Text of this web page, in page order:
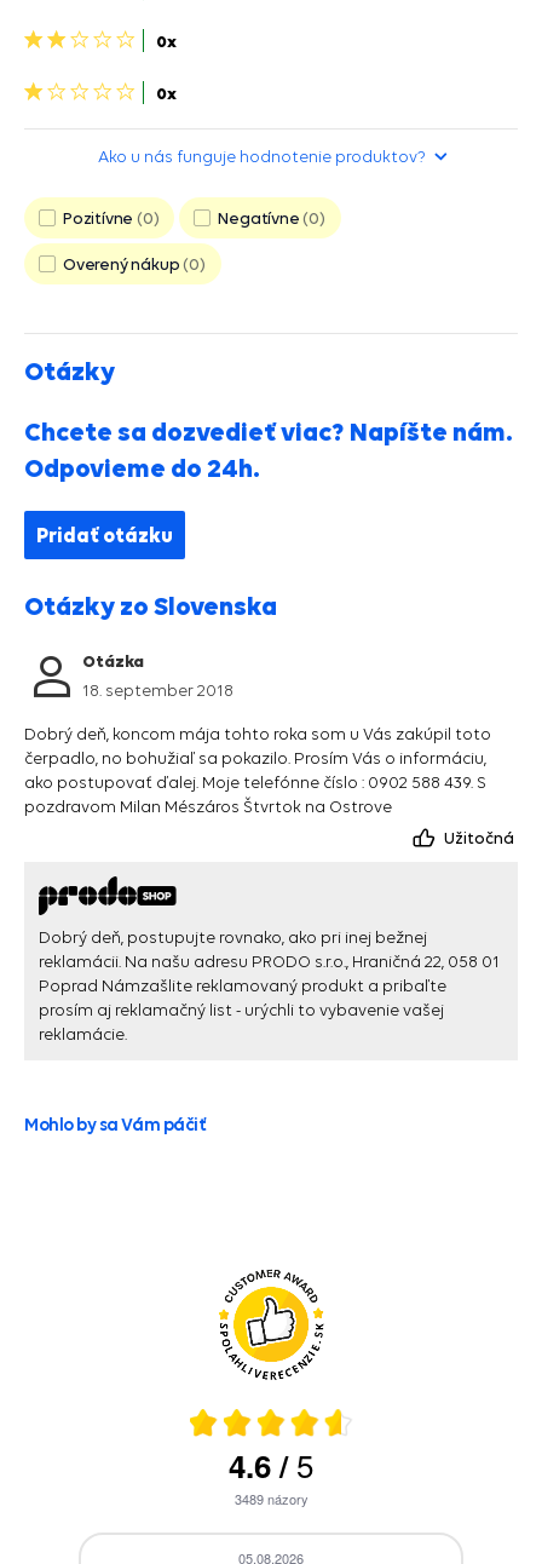
2
0x
1
0x
Ako u nás funguje hodnotenie produktov?
Pozitívne 0 Negatívne 0
Overený nákup 0
Otázky
Chcete sa dozvedieť viac? Napíšte nám.
Odpovieme do 24h.
Pridať otázku
Otázky zo Slovenska
Otázka
18. september 2018
Dobrý deň, koncom mája tohto roka som u Vás zakúpil toto
čerpadlo, no bohužiaľ sa pokazilo. Prosím Vás o informáciu,
ako postupovať ďalej. Moje telefónne číslo : 0902 588 439. S
pozdravom Milan Mészáros Štvrtok na Ostrove
Užitočná
Dobrý deň, postupujte rovnako, ako pri inej bežnej
reklamácii. Na našu adresu PRODO s.r.o., Hraničná 22, 058 01
Poprad Námzašlite reklamovaný produkt a pribaľte
prosím aj reklamačný list - urýchli to vybavenie vašej
reklamácie.
Mohlo by sa Vám páčiť
4.6/5
3489názory
05.08.2026